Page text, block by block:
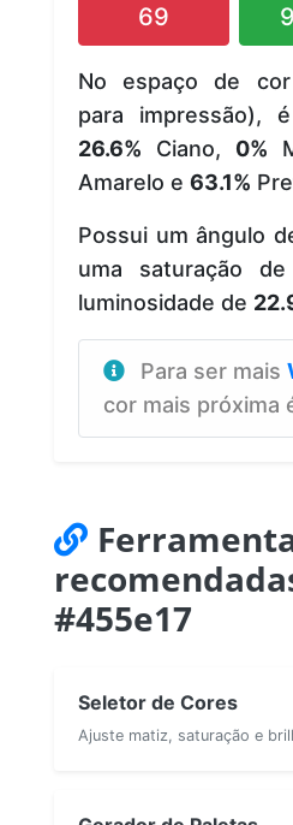
69
No espaço de cor
para impressão),
26.6% Ciano, 0%
Amarelo e 63.1%
Possui um ângulo
uma saturação de
luminosidade de
Para ser mais
cor mais próxima
#455e17
Seletor de Cores
Ajuste matiz, saturação e